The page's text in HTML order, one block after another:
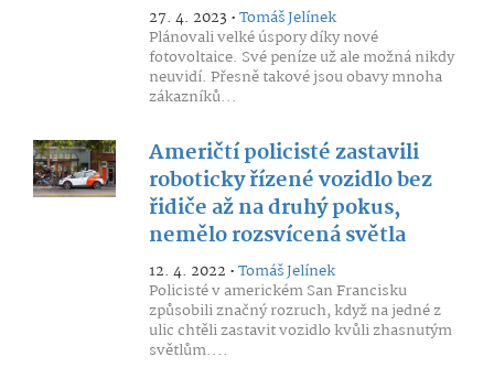
27. 4. 2023 •Tomáš Jelínek
Plánovali velké úspory díky nové
fotovoltaice. Své peníze už ale možná nikdy
neuvidí. Přesně takové jsou obavy mnoha
zákazníků...
Američtí policisté zastavili
roboticky řízené vozidlo bez
řidiče až na druhý pokus,
nemělo rozsvícená světla
12. 4. 2022 •Tomáš Jelínek
Policisté v americkém San Francisku
způsobili značný rozruch, když na jedné z
ulic chtěli zastavit vozidlo kvůli zhasnutým
světlům....